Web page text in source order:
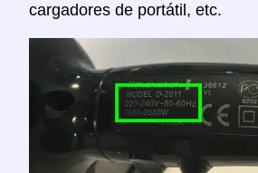
cargadores de portátil, etc.